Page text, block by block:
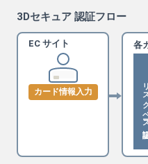
3Dセキュア 認証フロー
EC サイト
カード情報入力
各
リスク